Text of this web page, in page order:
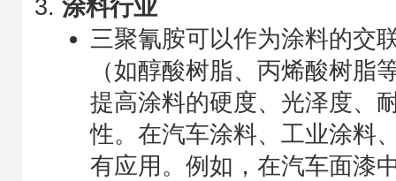
涂料行业
三聚氰胺可以作为涂料的交
（如醇酸树脂、丙烯酸树脂
提高涂料的硬度、光泽度、
性。在汽车涂料、工业涂料
有应用。例如，在汽车面漆